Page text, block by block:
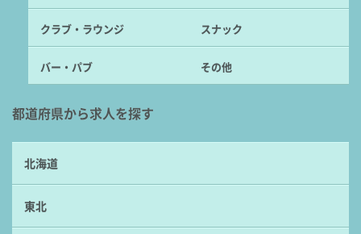
クラブ・ラウンジ スナック
バー・パブ その他
都道府県から求人を探す
北海道
東北